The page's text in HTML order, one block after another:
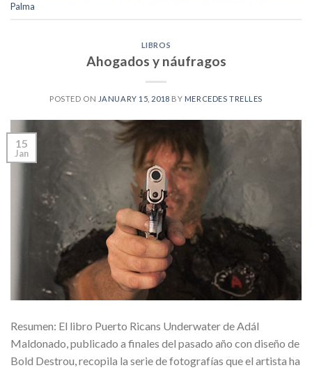
Palma
LIBROS
Ahogados y náufragos
POSTED ON JANUARY 15, 2018 BY MERCEDES TRELLES
15
Jan
Resumen: El libro Puerto Ricans Underwater de Adál
Maldonado, publicado a finales del pasado año con diseño de
Bold Destrou, recopila la serie de fotografías que el artista ha